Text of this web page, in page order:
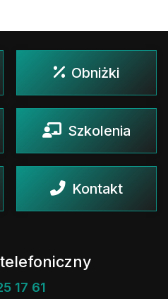
Obniżki
Szkolenia
Kontakt
17 61